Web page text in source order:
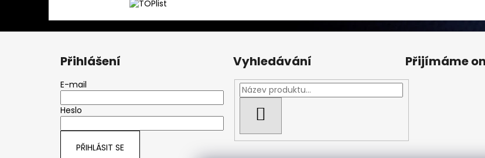
Přihlášení
E-mail
Heslo
PŘIHLÁSIT SE
Vyhledávání Přijímáme